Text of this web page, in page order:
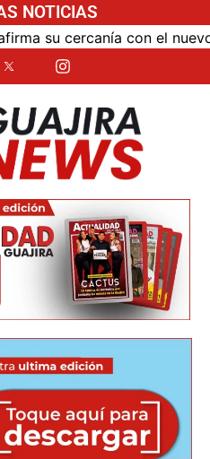
NOTICIAS
nuevo Gobierno